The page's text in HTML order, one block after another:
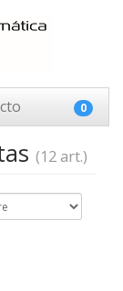
0
(12 art.)